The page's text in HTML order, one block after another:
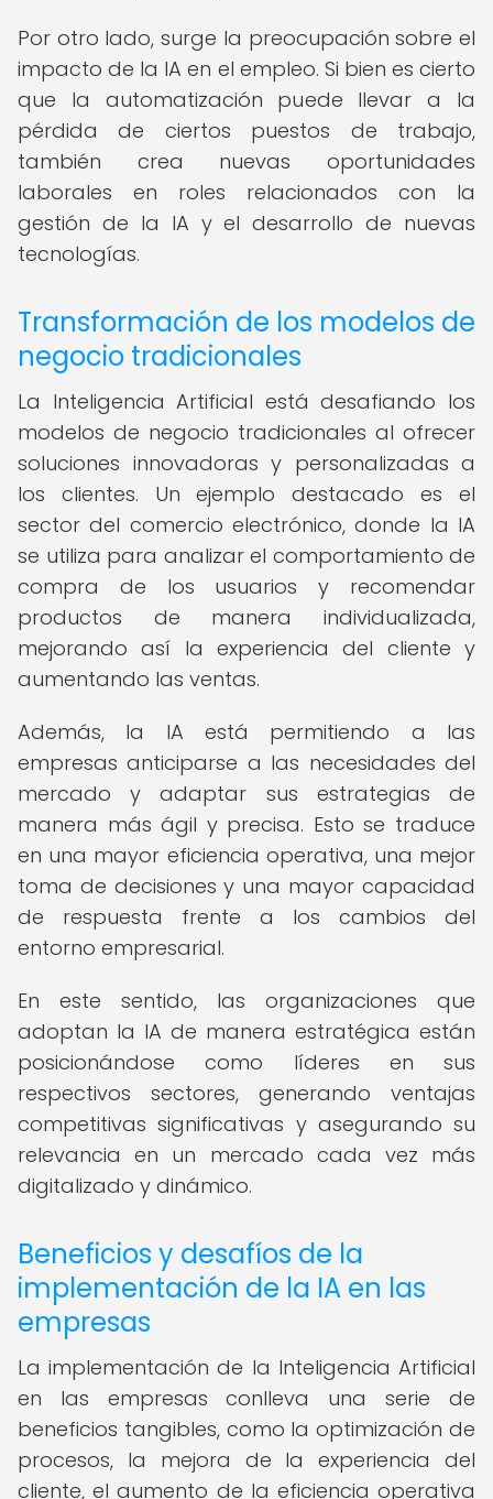
Por otro lado, surge la preocupación sobre el
impacto de la IA en el empleo. Si bien es cierto
que la automatización puede llevar a la
pérdida de ciertos puestos de trabajo,
también crea nuevas oportunidades
laborales en roles relacionados con la
gestión de la IA y el desarrollo de nuevas
tecnologías.
Transformación de los modelos de
negocio tradicionales
La Inteligencia Artificial está desafiando los
modelos de negocio tradicionales al ofrecer
soluciones innovadoras y personalizadas a
los clientes. Un ejemplo destacado es el
sector del comercio electrónico, donde la IA
se utiliza para analizar el comportamiento de
compra de los usuarios y recomendar
productos de manera individualizada,
mejorando así la experiencia del cliente y
aumentando las ventas.
Además, la IA está permitiendo a las
empresas anticiparse a las necesidades del
mercado y adaptar sus estrategias de
manera más ágil y precisa. Esto se traduce
en una mayor eficiencia operativa, una mejor
toma de decisiones y una mayor capacidad
de respuesta frente a los cambios del
entorno empresarial.
En este sentido, las organizaciones que
adoptan la IA de manera estratégica están
posicionándose como líderes en sus
respectivos sectores, generando ventajas
competitivas significativas y asegurando su
relevancia en un mercado cada vez más
digitalizado y dinámico.
Beneficios y desafíos de la
implementación de la IA en las
empresas
La implementación de la Inteligencia Artificial
en las empresas conlleva una serie de
beneficios tangibles, como la optimización de
procesos, la mejora de la experiencia del
cliente, el aumento de la eficiencia operativa